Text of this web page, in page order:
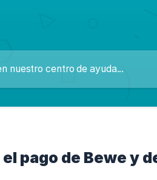
pago de Bewe y